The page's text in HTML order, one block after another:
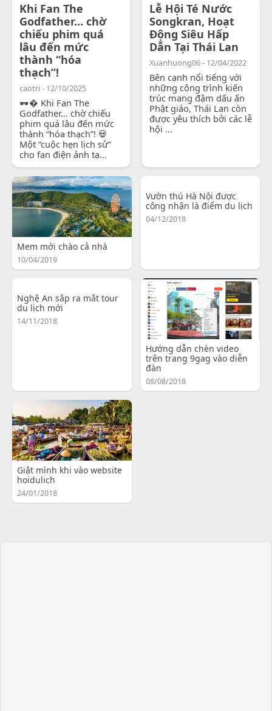
Khi Fan The
Godfather… chờ
chiếu phim quá
lâu đến mức
thành “hóa
thạch”!
caotri - 12/10/2025
🕶� Khi Fan The
Godfather… chờ chiếu
phim quá lâu đến mức
thành “hóa thạch”! 💀
Một “cuộc hẹn lịch sử”
cho fan điện ảnh tạ...
Lễ Hội Té Nước
Songkran, Hoạt
Động Siêu Hấp
Dẫn Tại Thái Lan
Xuanhuong06 - 12/04/2022
Bên cạnh nổi tiếng với
những công trình kiến
trúc mang đậm dấu ấn
Phật giáo, Thái Lan còn
được yêu thích bởi các lễ
hội ...
Mem mới chào cả nhà
10/04/2019
Vườn thú Hà Nội được
công nhận là điểm du lịch
04/12/2018
Nghệ An sắp ra mắt tour
du lịch mới
14/11/2018
Hướng dẫn chèn video
trên trang 9gag vào diễn
đàn
08/08/2018
Giật mình khi vào website
hoidulich
24/01/2018